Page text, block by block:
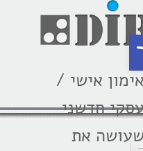
אישי /
חדשני
את